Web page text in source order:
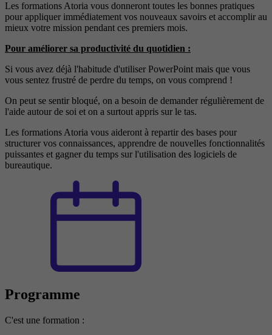
Les formations Atoria vous donneront toutes les bonnes pratiques
pour appliquer immédiatement vos nouveaux savoirs et accomplir au
mieux votre mission pendant ces premiers mois.
Pour améliorer sa productivité du quotidien :
Si vous avez déjà l'habitude d'utiliser PowerPoint mais que vous
vous sentez frustré de perdre du temps, on vous comprend !
On peut se sentir bloqué, on a besoin de demander régulièrement de
l'aide autour de soi et on a surtout appris sur le tas.
Les formations Atoria vous aideront à repartir des bases pour
structurer vos connaissances, apprendre de nouvelles fonctionnalités
puissantes et gagner du temps sur l'utilisation des logiciels de
bureautique.
Programme
C'est une formation :